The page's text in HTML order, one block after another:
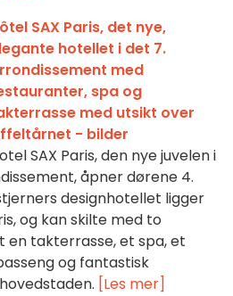
SAX Paris, det nye,
hotellet i det 7.
med
spa og
med utsikt over
- bilder
SAX Paris, den nye juvelen i
åpner dørene 4.
designhotellet ligger
og kan skilte med to
en takterrasse, et spa, et
og fantastisk
[Les mer]